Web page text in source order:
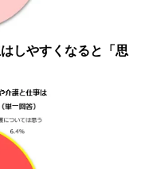
しやすくなると「思